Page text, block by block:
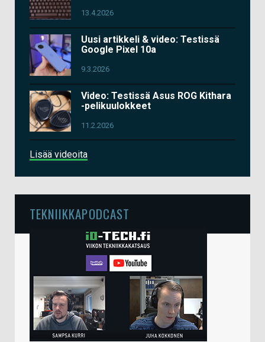
13.4.2026
Uusi artikkeli & video: Testissä
Google Pixel 10a
9.3.2026
Video: Testissä Asus ROG Kithara
-pelikuulokkeet
11.2.2026
Lisää videoita
TEKNIIKKAPODCAST